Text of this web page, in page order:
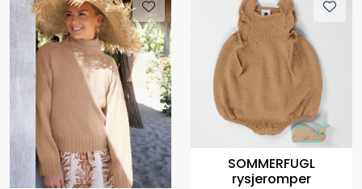
SOMMERFUGL
rysjeromper